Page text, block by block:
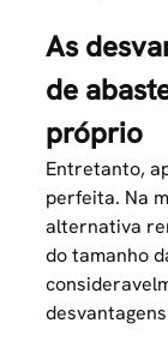
As
de
próprio
Entretanto,
perfeita. Na
alternativa
do tamanho